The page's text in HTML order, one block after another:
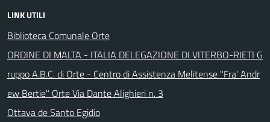
LINK UTILI
Biblioteca Comunale Orte
ORDINE DI MALTA - ITALIA DELEGAZIONE DI VITERBO-RIETI G
ruppo A.B.C. di Orte - Centro di Assistenza Melitense "Fra' Andr
ew Bertie" Orte Via Dante Alighieri n. 3
Ottava de Santo Egidio